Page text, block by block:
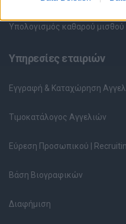
Υπολογισμός καθαρού μισθού
Υπηρεσίες εταιριών
Εγγραφή & Καταχώρηση
Τιμοκατάλογος Αγγελιών
Εύρεση Προσωπικού |
Βάση Βιογραφικών
Διαφήμιση